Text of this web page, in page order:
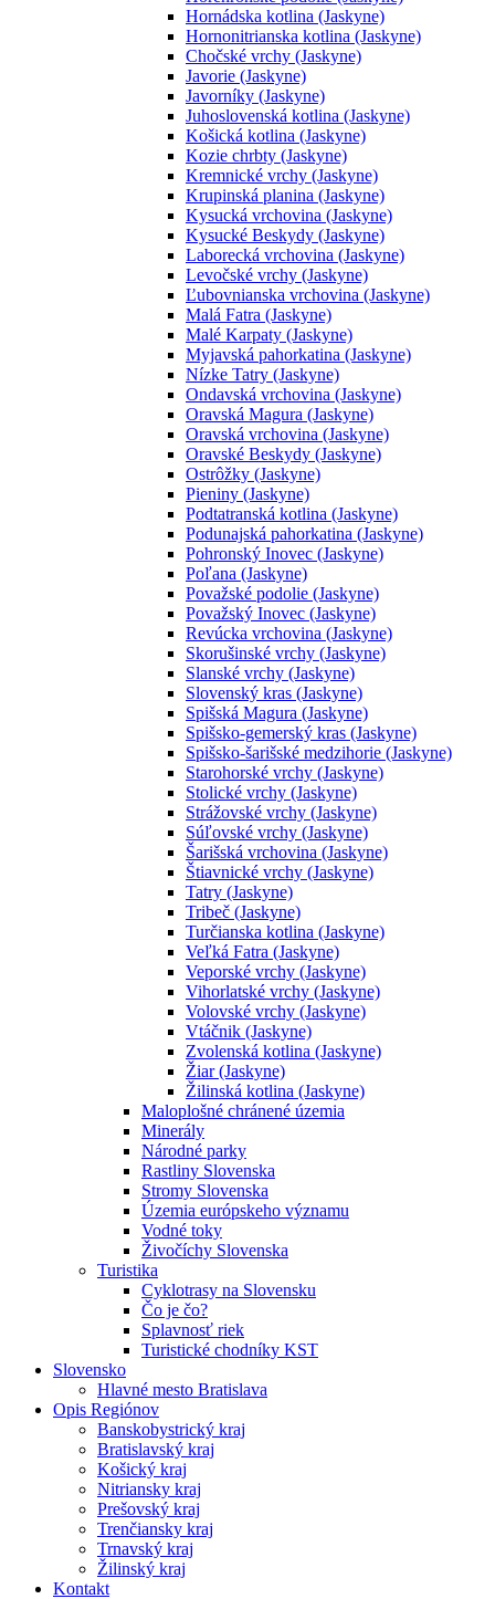
Hornádska kotlina (Jaskyne)
Hornonitrianska kotlina (Jaskyne)
Chočské vrchy (Jaskyne)
Javorie (Jaskyne)
Javorníky (Jaskyne)
Juhoslovenská kotlina (Jaskyne)
Košická kotlina (Jaskyne)
Kozie chrbty (Jaskyne)
Kremnické vrchy (Jaskyne)
Krupinská planina (Jaskyne)
Kysucká vrchovina (Jaskyne)
Kysucké Beskydy (Jaskyne)
Laborecká vrchovina (Jaskyne)
Levočské vrchy (Jaskyne)
Ľubovnianska vrchovina (Jaskyne)
Malá Fatra (Jaskyne)
Malé Karpaty (Jaskyne)
Myjavská pahorkatina (Jaskyne)
Nízke Tatry (Jaskyne)
Ondavská vrchovina (Jaskyne)
Oravská Magura (Jaskyne)
Oravská vrchovina (Jaskyne)
Oravské Beskydy (Jaskyne)
Ostrôžky (Jaskyne)
Pieniny (Jaskyne)
Podtatranská kotlina (Jaskyne)
Podunajská pahorkatina (Jaskyne)
Pohronský Inovec (Jaskyne)
Poľana (Jaskyne)
Považské podolie (Jaskyne)
Považský Inovec (Jaskyne)
Revúcka vrchovina (Jaskyne)
Skorušinské vrchy (Jaskyne)
Slanské vrchy (Jaskyne)
Slovenský kras (Jaskyne)
Spišská Magura (Jaskyne)
Spišsko-gemerský kras (Jaskyne)
Spišsko-šarišské medzihorie (Jaskyne)
Starohorské vrchy (Jaskyne)
Stolické vrchy (Jaskyne)
Strážovské vrchy (Jaskyne)
Súľovské vrchy (Jaskyne)
Šarišská vrchovina (Jaskyne)
Štiavnické vrchy (Jaskyne)
Tatry (Jaskyne)
Tribeč (Jaskyne)
Turčianska kotlina (Jaskyne)
Veľká Fatra (Jaskyne)
Veporské vrchy (Jaskyne)
Vihorlatské vrchy (Jaskyne)
Volovské vrchy (Jaskyne)
Vtáčnik (Jaskyne)
Zvolenská kotlina (Jaskyne)
Žiar (Jaskyne)
Žilinská kotlina (Jaskyne)
Maloplošné chránené územia
Minerály
Národné parky
Rastliny Slovenska
Stromy Slovenska
Územia európskeho významu
Vodné toky
Živočíchy Slovenska
Turistika
Cyklotrasy na Slovensku
Čo je čo?
Splavnosť riek
Turistické chodníky KST
Slovensko
Hlavné mesto Bratislava
Opis Regiónov
Banskobystrický kraj
Bratislavský kraj
Košický kraj
Nitriansky kraj
Prešovský kraj
Trenčiansky kraj
Trnavský kraj
Žilinský kraj
Kontakt